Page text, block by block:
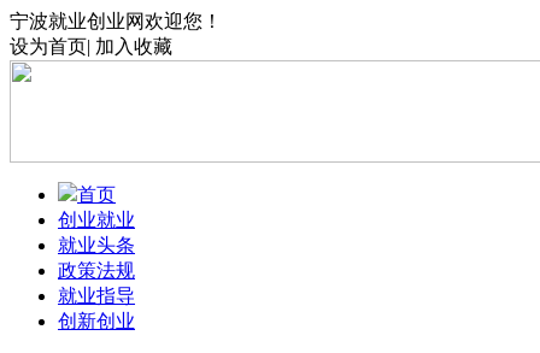
宁波就业创业网欢迎您！
设为首页| 加入收藏
首页
创业就业
就业头条
政策法规
就业指导
创新创业